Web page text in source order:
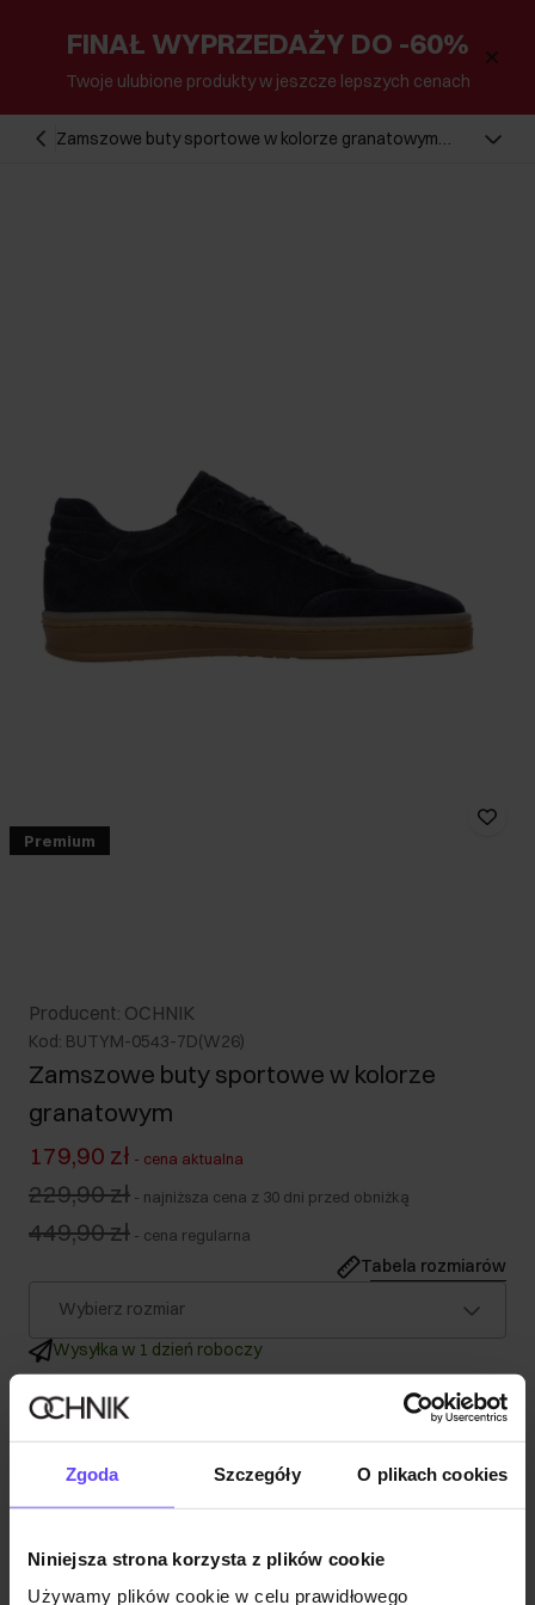
Zgoda Szczegóły O plikach cookies
Niniejsza strona korzysta z plików cookie
Używamy plików cookie w celu prawidłowego
FINAŁ WYPRZEDAŻY DO -60%
Twoje ulubione produkty w jeszcze lepszych cenach
Zamszowe buty sportowe w kolorze granatowym
Premium
Producent: OCHNIK
Kod: BUTYM-0543-7D(W26)
Zamszowe buty sportowe w kolorze
granatowym
179,90 zł - cena aktualna
229,90 zł - najniższa cena z 30 dni przed obniżką
449,90 zł - cena regularna
Tabela rozmiarów
Wybierz rozmiar
Wysyłka w 1 dzień roboczy
Opis produktu
Szczegóły
Skład